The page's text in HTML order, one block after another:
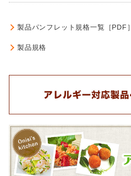
製品パンフレット 規格一覧［PDF］
製品規格